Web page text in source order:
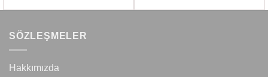
SÖZLEŞMELER
Hakkımızda